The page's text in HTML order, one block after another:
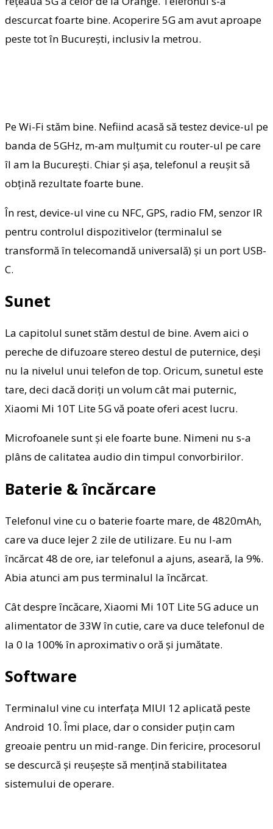
descurcat foarte bine. Acoperire 5G am avut aproape
peste tot în București, inclusiv la metrou.
Pe Wi-Fi stăm bine. Nefiind acasă să testez device-ul pe
banda de 5GHz, m-am mulțumit cu router-ul pe care
îl am la București. Chiar și așa, telefonul a reușit să
obțină rezultate foarte bune.
În rest, device-ul vine cu NFC, GPS, radio FM, senzor IR
pentru controlul dispozitivelor (terminalul se
transformă în telecomandă universală) și un port USB-
C.
Sunet
La capitolul sunet stăm destul de bine. Avem aici o
pereche de difuzoare stereo destul de puternice, deși
nu la nivelul unui telefon de top. Oricum, sunetul este
tare, deci dacă doriți un volum cât mai puternic,
Xiaomi Mi 10T Lite 5G vă poate oferi acest lucru.
Microfoanele sunt și ele foarte bune. Nimeni nu s-a
plâns de calitatea audio din timpul convorbirilor.
Baterie & încărcare
Telefonul vine cu o baterie foarte mare, de 4820mAh,
care va duce lejer 2 zile de utilizare. Eu nu l-am
încărcat 48 de ore, iar telefonul a ajuns, aseară, la 9%.
Abia atunci am pus terminalul la încărcat.
Cât despre încăcare, Xiaomi Mi 10T Lite 5G aduce un
alimentator de 33W în cutie, care va duce telefonul de
la 0 la 100% în aproximativ o oră și jumătate.
Software
Terminalul vine cu interfața MIUI 12 aplicată peste
Android 10. Îmi place, dar o consider puțin cam
greoaie pentru un mid-range. Din fericire, procesorul
se descurcă și reușește să mențină stabilitatea
sistemului de operare.